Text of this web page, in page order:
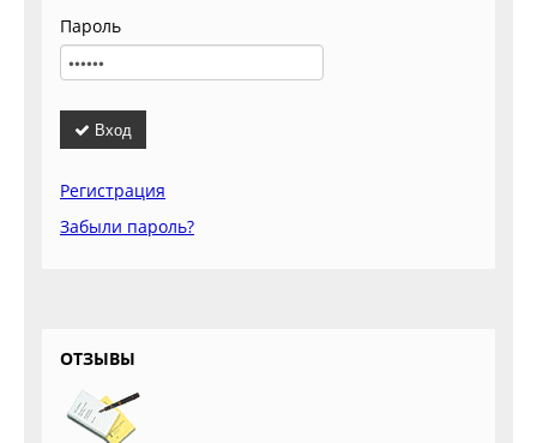
Пароль
Вход
Регистрация
Забыли пароль?
ОТЗЫВЫ